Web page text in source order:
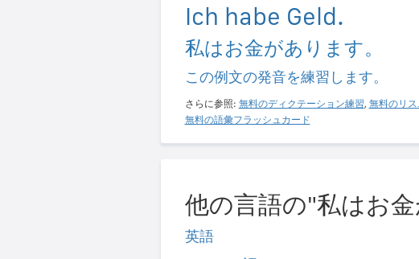
Ich habe Geld.
私はお金があります。
この例文の発音を練習します。
さらに参照: 無料のディクテーション練習, 無料のリ
無料の語彙フラッシュカード
他の言語の"私はお
英語